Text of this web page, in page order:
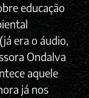
educação
era o áudio,
Ondalva
aquele
já nos